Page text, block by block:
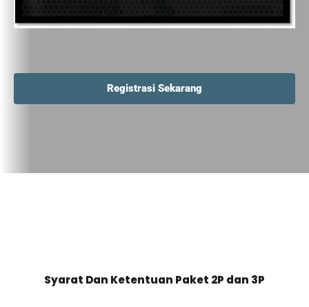
Registrasi Sekarang
Syarat Dan Ketentuan Paket 2P dan 3P